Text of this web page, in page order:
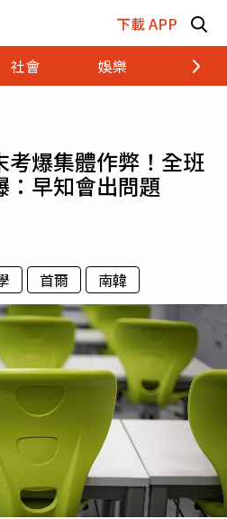
下載 APP
社會 娛樂 財經
考爆集體作弊！全班
早知會出問題
首爾 南韓